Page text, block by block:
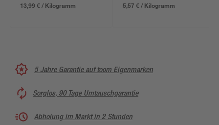
13,99 € / Kilogramm 5,57 € / Kilogramm
5 Jahre Garantie auf toom Eigenmarken
Sorglos, 90 Tage Umtauschgarantie
Abholung im Markt in 2 Stunden